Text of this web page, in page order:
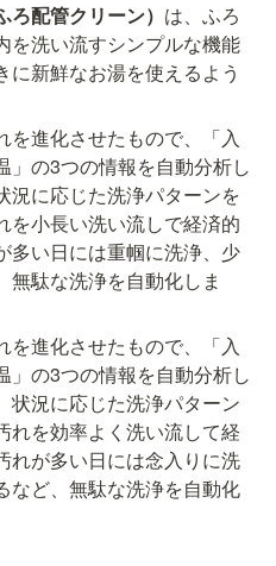
配管クリーン） は、ふろ
を洗い流すシンプルな機能
に新鮮なお湯を使えるよう
を進化させたもので、「入
」の3つの情報を自動分析し
況に応じた洗浄パターンを
を小長い洗い流しで経済的
多い日には重帼に洗浄、少
無駄な洗浄を自動化しま
を進化させたもので、「入
」の3つの情報を自動分析し
状況に応じた洗浄パターン
れを効率よく洗い流して経
れが多い日には念入りに洗
など、無駄な洗浄を自動化